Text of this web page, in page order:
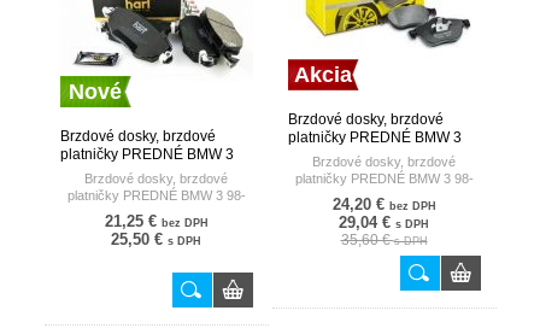
Nové
Brzdové dosky, brzdové
platničky PREDNÉ BMW 3
98- HART
Brzdové dosky, brzdové
platničky PREDNÉ BMW 3 98-
21,25 € bez DPH
25,50 € s DPH
Akcia
Brzdové dosky, brzdové
platničky PREDNÉ BMW 3
98- TEXTAR
Brzdové dosky, brzdové
platničky PREDNÉ BMW 3 98-
24,20 € bez DPH
29,04 € s DPH
35,60 €s DPH